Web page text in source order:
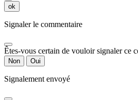
ok
Signaler le commentaire
Êtes-vous certain de vouloir signaler ce
Non Oui
Signalement envoyé